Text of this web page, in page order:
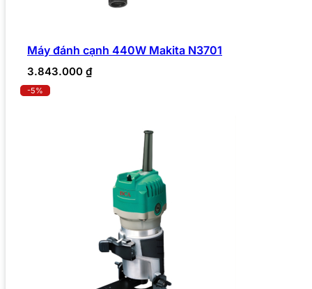
Máy đánh cạnh 440W Makita N3701
3.843.000 ₫
-5%